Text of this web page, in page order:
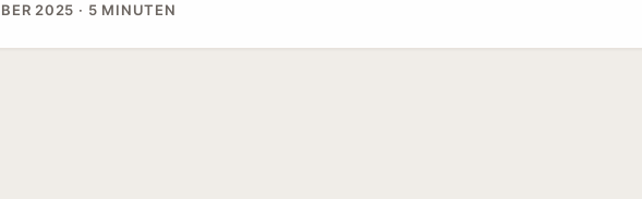
(WhatsApp, TikTok, Instagram) zunehmend als direkte Commerce‑Kanäle
2025 · 5 MINUTEN